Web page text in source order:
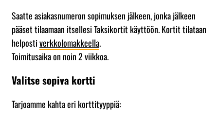
Saatte asiakasnumeron sopimuksen jälkeen, jonka jälkeen
pääset tilaamaan itsellesi Taksikortit käyttöön. Kortit tilataan
helpostiverkkolomakkeella.
Toimitusaika on noin 2 viikkoa.
Valitse sopiva kortti
Tarjoamme kahta eri korttityyppiä: